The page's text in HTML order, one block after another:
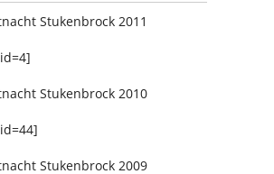
Stukenbrock 2011
Stukenbrock 2010
Stukenbrock 2009